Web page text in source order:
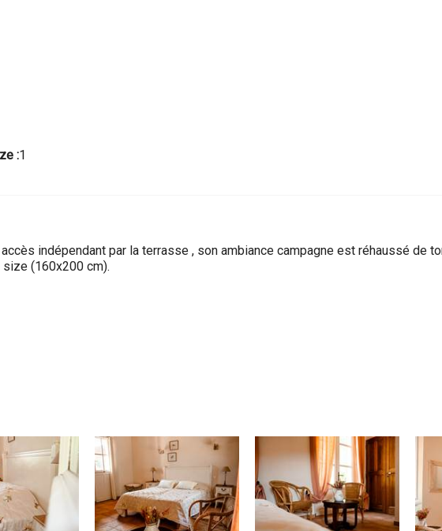
:1
indépendant par la terrasse , son ambiance campagne est réhaussé de
(160x200 cm).